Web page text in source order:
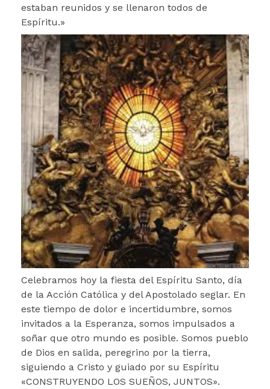
estaban reunidos y se llenaron todos de
Espíritu.»
Celebramos hoy la fiesta del Espíritu Santo, día
de la Acción Católica y del Apostolado seglar. En
este tiempo de dolor e incertidumbre, somos
invitados a la Esperanza, somos impulsados a
soñar que otro mundo es posible. Somos pueblo
de Dios en salida, peregrino por la tierra,
siguiendo a Cristo y guiado por su Espíritu
«CONSTRUYENDO LOS SUEÑOS, JUNTOS».